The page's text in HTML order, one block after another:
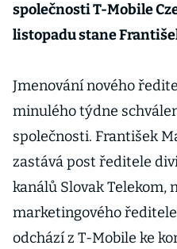
společnosti T-Mobile
listopadu stane
Jmenování nového
minulého týdne
společnosti. František
zastává post ředitele
kanálů Slovak Telekom,
marketingového
odchází z T-Mobile ke